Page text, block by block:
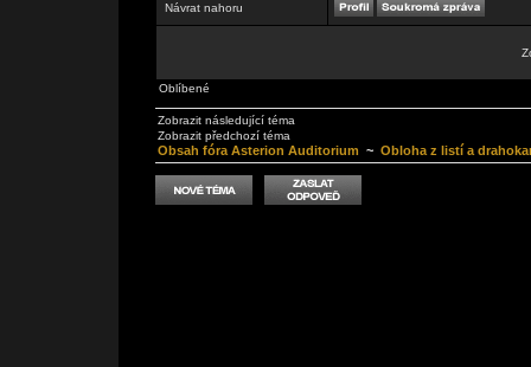
Návrat nahoru
Oblíbené
Zobrazit následující téma
Zobrazit předchozí téma
Obsah fóra Asterion Auditorium ~ Obloha z listí a